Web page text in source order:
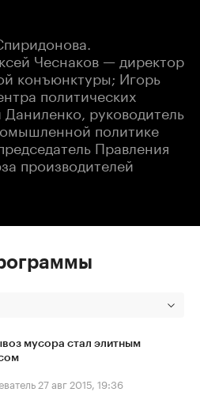
Чеснаков — директор
конъюнктуры; Игорь
политических
руководитель
политике
Правления
производителей
мусора стал элитным
27 авг 2015, 19:36